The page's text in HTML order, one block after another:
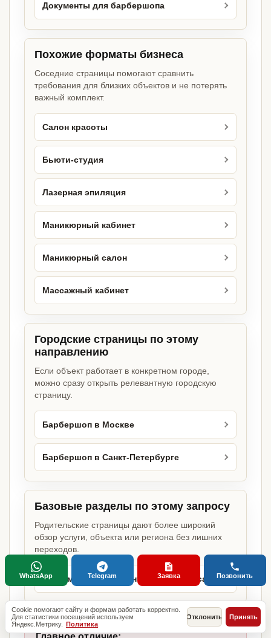
Документы для барбершопа
Похожие форматы бизнеса
Соседние страницы помогают сравнить
требования для близких объектов и не потерять
важный комплект.
Салон красоты
Бьюти-студия
Лазерная эпиляция
Маникюрный кабинет
Маникюрный салон
Массажный кабинет
Городские страницы по этому
направлению
Если объект работает в конкретном городе,
можно сразу открыть релевантную городскую
страницу.
Барбершоп в Москве
Барбершоп в Санкт-Петербурге
Базовые разделы по этому запросу
Родительские страницы дают более широкий
обзор услуги, объекта или региона без лишних
переходов.
Оформление документов для бизнеса
Cookie помогают сайту и формам работать корректно.
Для статистики посещений используем
Яндекс.Метрику. Политика
Отклонить Принять
WhatsApp Telegram Заявка Позвонить